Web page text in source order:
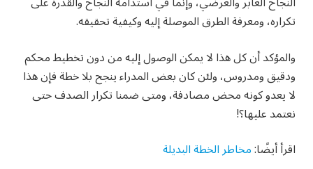
تكراره، ومعرفة الطرق الموصلة إليه وكيفية تحقيقه.
والمؤكد أن كل هذا لا يمكن الوصول إليه من دون تخطيط محكم
ودقيق ومدروس، ولئن كان بعض المدراء ينجح بلا خطة فإن هذا
لا يعدو كونه محض مصادفة، ومتى ضمنا تكرار الصدف حتى
نعتمد عليها؟!
اقرأ أيضًا:مخاطر الخطة البديلة